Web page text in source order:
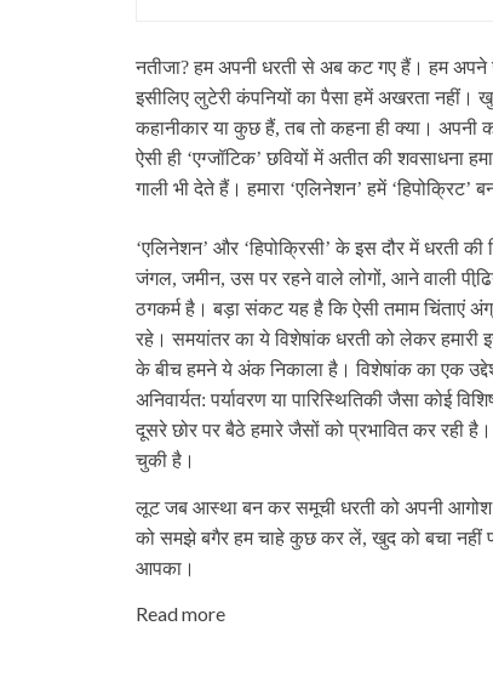
नतीजा?हम अपनी धरती से अब कट गए हैं। हम अपने
इसीलिए लुटेरी कंपनियों का पैसा हमें अखरता नहीं।
कहानीकार या कुछ हैं, तब तो कहना ही क्‍या। अपनी
ऐसी ही ‘एग्‍जॉटिक’ छवियों में अतीत की शवसाधना
गाली भी देते हैं। हमारा ‘एलिनेशन’ हमें ‘हिपोक्रिट’
‘एलिनेशन’ और ‘हिपोक्रिसी’ के इस दौर में धरती
जंगल, जमीन, उस पर रहने वाले लोगों, आने वाली
ठगकर्म है। बड़ा संकट यह है कि ऐसी तमाम चिंताएं
रहे। समयांतर का ये विशेषांक धरती को लेकर
के बीच हमने ये अंक निकाला है। विशेषांक का एक
अनिवार्यत: पर्यावरण या पारिस्थितिकी जैसा कोई
दूसरे छोर पर बैठे हमारे जैसों को प्रभावित कर रही
चुकी है।
लूट जब आस्‍था बन कर समूची धरती को अपनी आगोश
को समझे बगैर हम चाहे कुछ कर लें, खुद को बचा नहीं
आपका।
Read more